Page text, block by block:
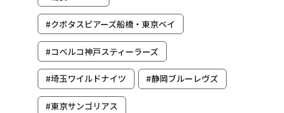
#クボタスピアーズ船橋・東京ベイ
#コベルコ神戸スティーラーズ
#埼玉ワイルドナイツ #静岡ブルーレヴズ
#東京サンゴリアス